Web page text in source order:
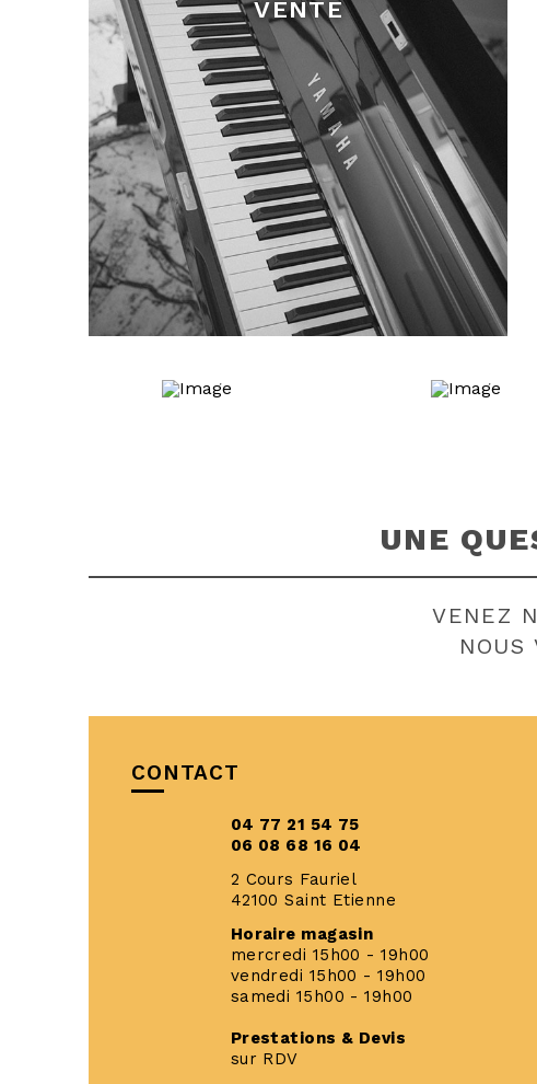
VENTE
EN SAVOIR PLUS
UNE
VENEZ
NOUS
CONTACT
04 77 21 54 75
06 08 68 16 04
2 Cours Fauriel
42100 Saint Etienne
Horaire magasin
mercredi 15h00 - 19h00
vendredi 15h00 - 19h00
samedi 15h00 - 19h00
Prestations & Devis
sur RDV